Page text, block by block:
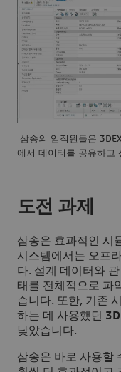
삼송의 임직원들은
에서 데이터를 공유하고
도전 과제
삼송은 효과적인 시
시스템에서는 오프
다. 설계 데이터와
태를 전체적으로 파
습니다. 또한, 기존
하는 데 사용했던 3D
낮았습니다.
삼송은 바로 사용할